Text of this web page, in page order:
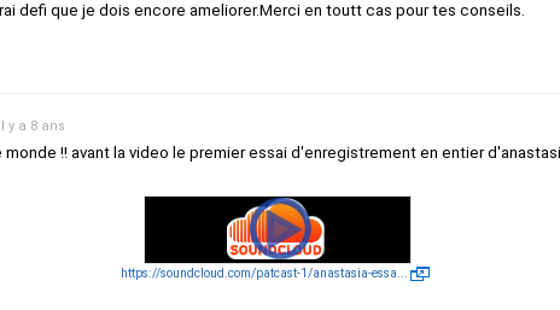
defi que je dois encore ameliorer.Merci en toutt cas pour tes conseils.
il y a 8 ans
monde !! avant la video le premier essai d'enregistrement en entier
https://soundcloud.com/patcast-1/anastasia-essa...